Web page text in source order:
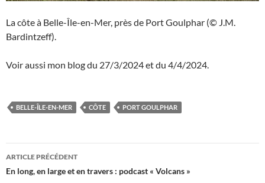
La côte à Belle-Île-en-Mer, près de Port Goulphar (© J.M.
Bardintzeff).
Voir aussi mon blog du 27/3/2024 et du 4/4/2024.
BELLE-ÎLE-EN-MER CÔTE PORT GOULPHAR
Navigation
des
ARTICLE PRÉCÉDENT
En long, en large et en travers : podcast « Volcans »